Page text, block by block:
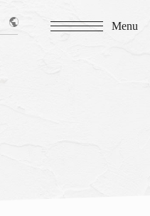
Menu